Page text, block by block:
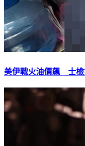
美伊戰火油價飆 士檢